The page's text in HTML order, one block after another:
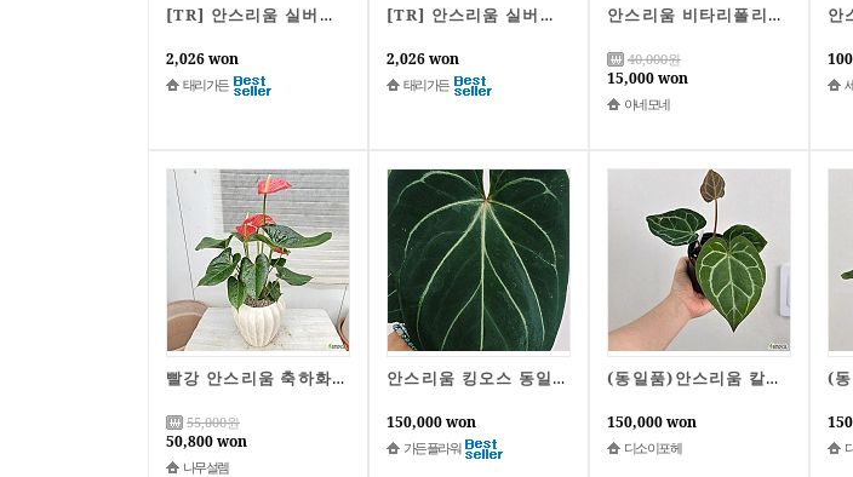
[TR] 안스리움 실버맥스 F2 o83
2,026 won
태리가든
[TR] 안스리움 실버맥스 f2 b87
2,026 won
태리가든
안스리움 비타리폴리움,무늬실종개체A1137-동일품배송,높이 30cm,너비 20cm
40,000원
15,000 won
아네모네
빨강 안스리움 축하화분선물 안시리움 실내공기정화식물
55,000원
50,800 won
나무설렘
안스리움 킹오스 동일품배송 높이 35
150,000 won
가든플라워
(동일품)안스리움 칼라블랙키레드크리스탈리넘 x 크리스탈리넘 다크나이트 3번
150,000 won
디소이포헤